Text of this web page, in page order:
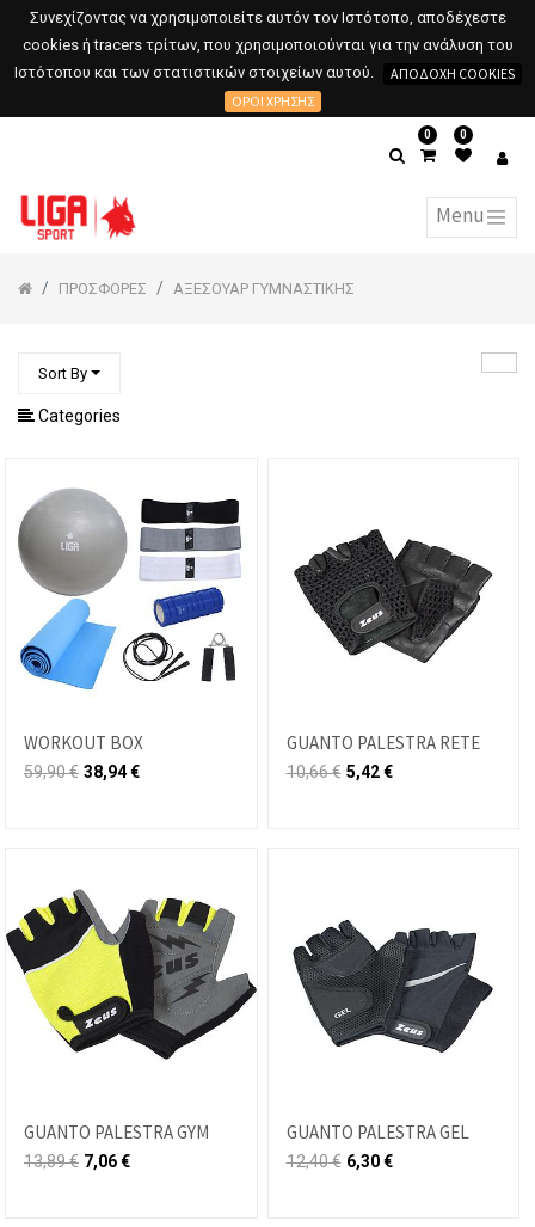
Συνεχίζοντας να χρησιμοποιείτε αυτόν τον Ιστότοπο, αποδέχεστε
cookies ή tracers τρίτων, που χρησιμοποιούνται για την ανάλυση του
Ιστότοπου και των στατιστικών στοιχείων αυτού.
ΑΠΟΔΟΧΉ COOKIES
ΌΡΟΙ ΧΡΉΣΗΣ
0 0
ΠΡΟΣΦΟΡΕΣ ΑΞΕΣΟΥΑΡ ΓΥΜΝΑΣΤΙΚΗΣ
Sort By
Categories
WORKOUT BOX
59,90€ 38,94€
GUANTO PALESTRA RETE
10,66€ 5,42€
GUANTO PALESTRA GYM
13,89€ 7,06€
GUANTO PALESTRA GEL
12,40€ 6,30€